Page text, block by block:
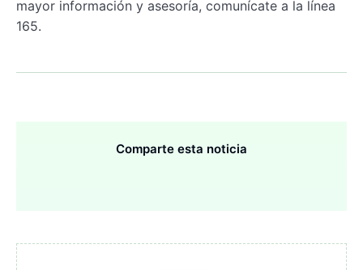
mayor información y asesoría, comunícate a la línea
165.
Comparte esta noticia